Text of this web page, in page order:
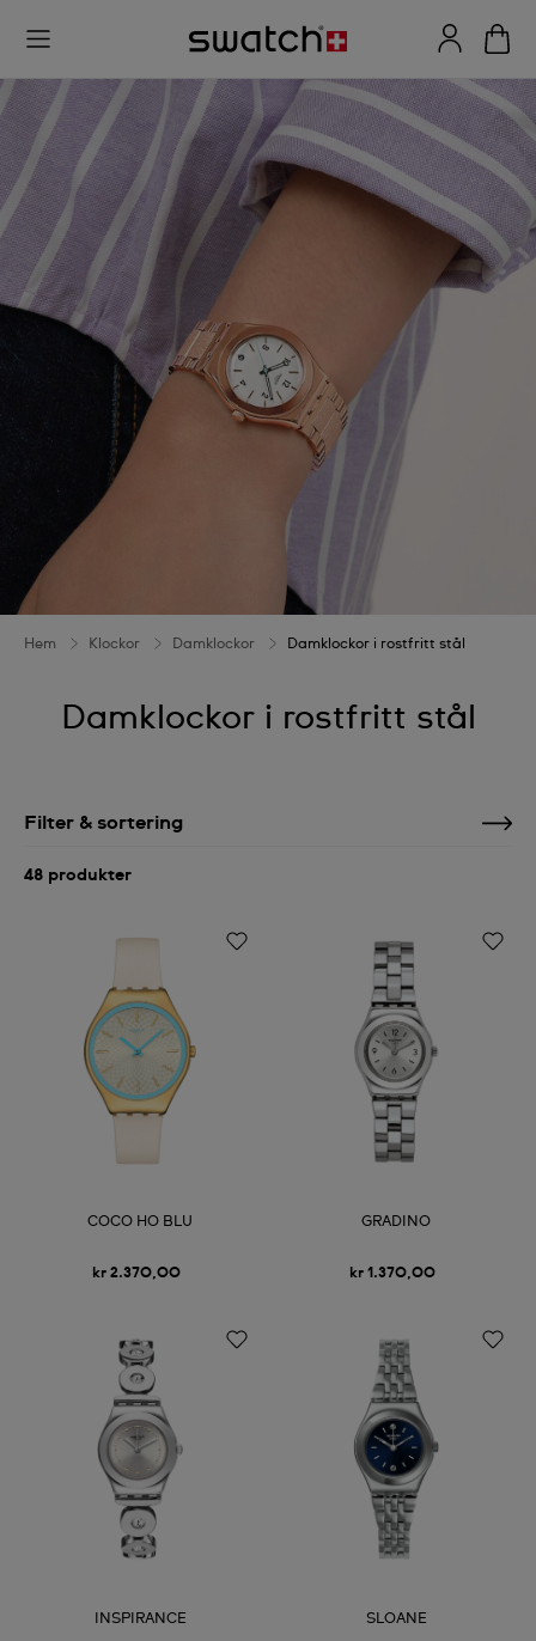
Hem Klockor Damklockor Damklockor i rostfritt stål
Damklockor i rostfritt stål
Filter & sortering
48 produkter
COCO HO BLU
kr 2.370,00
GRADINO
kr 1.370,00
INSPIRANCE SLOANE